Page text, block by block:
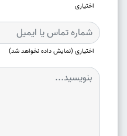
اختیاری
اختیاری (نمایش داده نخواهد شد)